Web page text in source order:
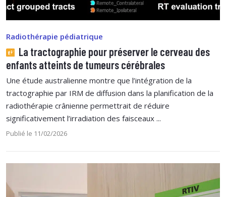
Radiothérapie pédiatrique
La tractographie pour préserver le cerveau des
enfants atteints de tumeurs cérébrales
Une étude australienne montre que l’intégration de la
tractographie par IRM de diffusion dans la planification de la
radiothérapie crânienne permettrait de réduire
significativement l’irradiation des faisceaux ...
Publié le 11/02/2026